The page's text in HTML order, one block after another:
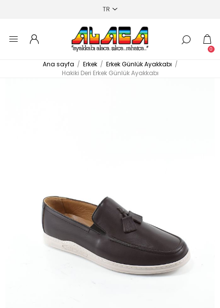
0
Ana sayfa / Erkek / Erkek Günlük Ayakkabı /
Hakiki Deri Erkek Günlük Ayakkabı